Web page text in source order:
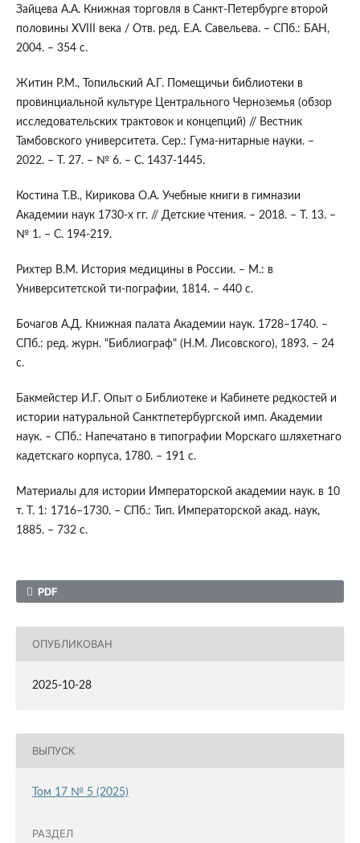
Зайцева А.А. Книжная торговля в Санкт-Петербурге второй
половины XVIII века / Отв. ред. Е.А. Савельева. – СПб.: БАН,
2004. – 354 с.
Житин Р.М., Топильский А.Г. Помещичьи библиотеки в
провинциальной культуре Центрального Черноземья (обзор
исследовательских трактовок и концепций) // Вестник
Тамбовского университета. Сер.: Гума-нитарные науки. –
2022. – Т. 27. – № 6. – С. 1437-1445.
Костина Т.В., Кирикова О.А. Учебные книги в гимназии
Академии наук 1730-х гг. // Детские чтения. – 2018. – Т. 13. –
№ 1. – С. 194-219.
Рихтер В.М. История медицины в России. – М.: в
Университетской ти-пографии, 1814. – 440 с.
Бочагов А.Д. Книжная палата Академии наук. 1728–1740. –
СПб.: ред. журн. "Библиограф" (Н.М. Лисовского), 1893. – 24
с.
Бакмейстер И.Г. Опыт о Библиотеке и Кабинете редкостей и
истории натуральной Санктпетербургской имп. Академии
наук. – СПб.: Напечатано в типографии Морскаго шляхетнаго
кадетскаго корпуса, 1780. – 191 с.
Материалы для истории Императорской академии наук. в 10
т. Т. 1: 1716–1730. – СПб.: Тип. Императорской акад. наук,
1885. – 732 с.
PDF
ОПУБЛИКОВАН
2025-10-28
ВЫПУСК
Том 17 № 5 (2025)
РАЗДЕЛ